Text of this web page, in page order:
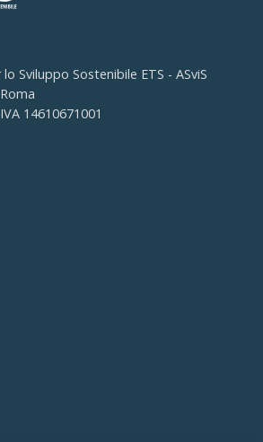
Sviluppo Sostenibile ETS - ASviS
14610671001